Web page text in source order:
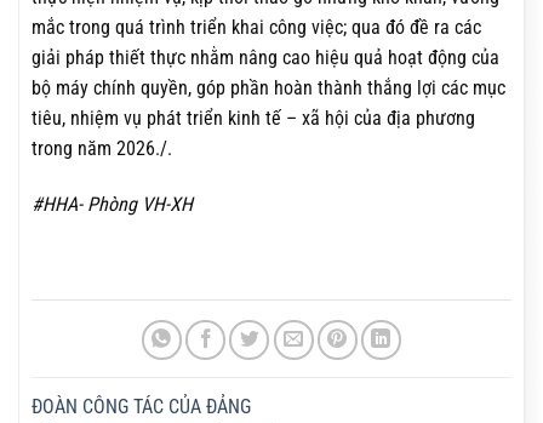
mắc trong quá trình triển khai công việc; qua đó đề ra các
giải pháp thiết thực nhằm nâng cao hiệu quả hoạt động của
bộ máy chính quyền, góp phần hoàn thành thắng lợi các mục
tiêu, nhiệm vụ phát triển kinh tế – xã hội của địa phương
trong năm 2026./.
#HHA- Phòng VH-XH
ĐOÀN CÔNG TÁC CỦA ĐẢNG